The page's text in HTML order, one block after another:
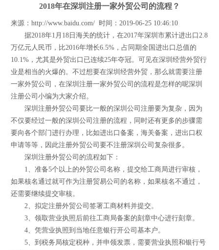
2018年在深圳注册一家外贸公司的流程？
来源：http://www.baidu.com/ 时间：2019-06-25 10:46:10
据2018年1月18日海关的统计，在2017年深圳市累计进出口2.8
万亿元人民币，比2016年增长6.5%，占同期全国进出口总值的
10.1%，尤其是外贸出口已连续25年夺冠。可见在深圳经营外贸行
业是相当的火爆的。不过想要在深圳经营外贸，那么就需要注册
一家外贸公司，在深圳注册一家外贸公司的流程是怎样的呢深圳
注册公司小编为大家介绍。
深圳注册外贸公司要比一般的深圳公司注册要为复杂，因为
不仅要经过一般的深圳公司注册的流程，同时还有更多的步骤需
要向各个部门进行办理，比如进出口备案，海关备案，进出口权
申请等等，因此注册外贸公司要不注册深圳公司复杂很多。
深圳注册外贸公司的流程如下：
1、准备5个以上的外贸公司名称，提交给工商局进行审核，
如果核名通过就可作为注册贸易公司的名称，如果核名不通过，
还需要继续提交审核。
2、拟定注册外贸公司签署工商材料并提交。
3、领取营业执照后前往工商局备案的刻章中心进行刻章。
4、凭营业执照到当地任意银行开公司基本户。
5、到税务局核定税种，并申领发票，需要营业执照和银行号